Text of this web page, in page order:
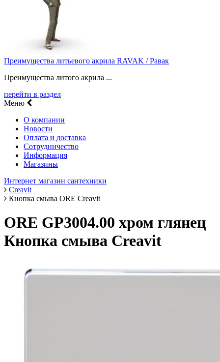
Преимущества литьевого акрила RAVAK / Равак
Преимущества литого акрила ...
перейти в раздел
Меню
О компании
Новости
Оплата и доставка
Сотрудничество
Информация
Магазины
Интернет магазин сантехники
Creavit
Кнопка смыва ORE Creavit
ORE GP3004.00 хром глянец
Кнопка смыва Creavit